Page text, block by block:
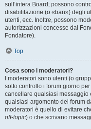
sull’intera Board; possono
disabilitazione (o «ban») degli
utenti, ecc. Inoltre, possono
autorizzazioni concesse dal
Fondatore).
Top
Cosa sono i moderatori?
I moderatori sono utenti (o
sotto controllo i forum giorno
cancellare qualsiasi messaggio
qualsiasi argomento del forum
moderatori è quello di evitare
off-topic) o che scrivano